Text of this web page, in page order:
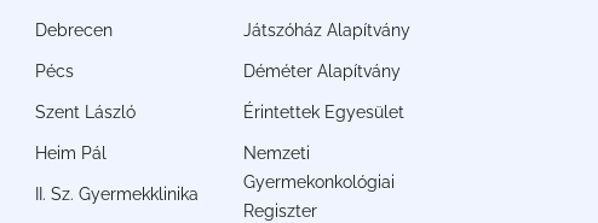
Debrecen
Pécs
Szent László
Heim Pál
II. Sz. Gyermekklinika
Játszóház Alapítvány
Déméter Alapítvány
Érintettek Egyesület
Nemzeti
Gyermekonkológiai
Regiszter